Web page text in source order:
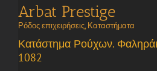
Arbat Prestige
Ρόδος επιχειρήσεις, Καταστήματα
Κατάστημα Ρούχων.
1082